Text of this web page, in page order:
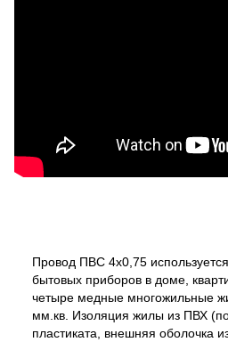
Провод ПВС 4х0,75
бытовых приборов в доме,
четыре медные многожильные
мм.кв. Изоляция жилы из ПВХ
пластиката, внешняя оболочка